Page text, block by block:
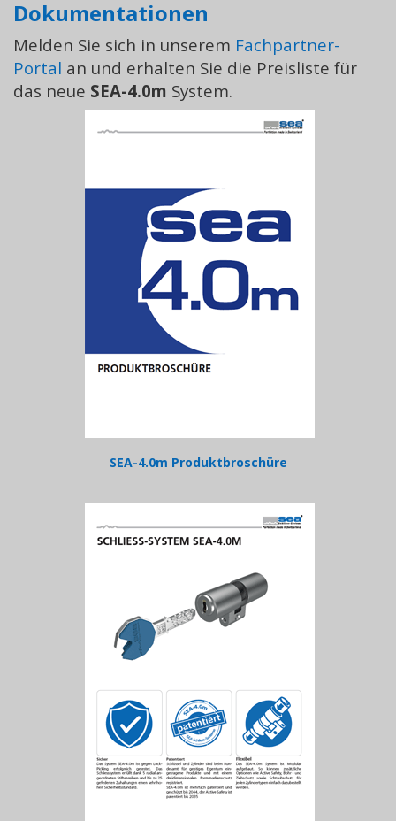
Dokumentationen
Melden Sie sich in unserem Fachpartner-
Portal an und erhalten Sie die Preisliste für
das neue SEA-4.0m System.
SEA-4.0m Produktbroschüre